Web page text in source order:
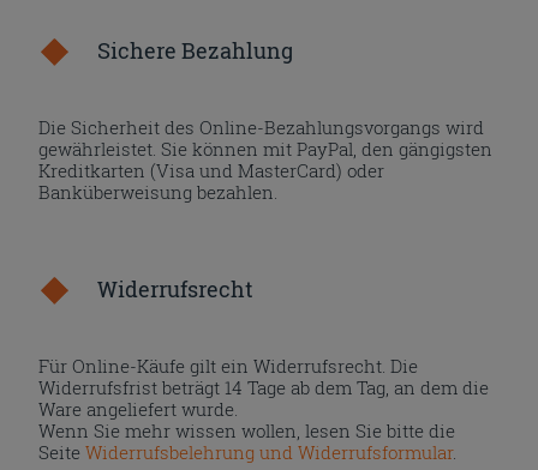
Sichere Bezahlung
Die Sicherheit des Online-Bezahlungsvorgangs wird
gewährleistet. Sie können mit PayPal, den gängigsten
Kreditkarten (Visa und MasterCard) oder
Banküberweisung bezahlen.
Widerrufsrecht
Für Online-Käufe gilt ein Widerrufsrecht. Die
Widerrufsfrist beträgt 14 Tage ab dem Tag, an dem die
Ware angeliefert wurde.
Wenn Sie mehr wissen wollen, lesen Sie bitte die
SeiteWiderrufsbelehrung und Widerrufsformular.